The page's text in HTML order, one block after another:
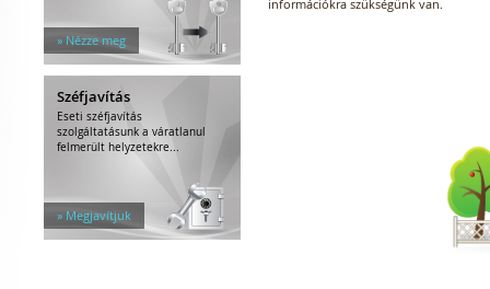
» Nézze meg
Széfjavítás
Eseti széfjavítás
szolgáltatásunk a váratlanul
felmerült helyzetekre...
» Megjavítjuk
információkra szükségünk van.